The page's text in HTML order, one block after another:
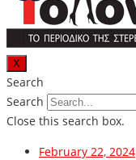
X
Search
Search
Close this search box.
February 22, 2024